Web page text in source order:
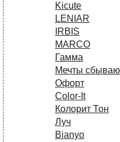
Kicute
LENIAR
IRBIS
MARCO
Гамма
Мечты
Офорт
Сolor-It
Колорит Тон
Луч
Bianyo